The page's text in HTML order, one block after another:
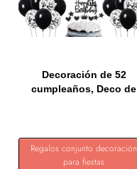
Decoración de 52
cumpleaños, Deco de
Regalos conjunto decoración
para fiestas